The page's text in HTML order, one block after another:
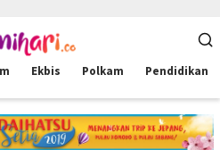
Ekbis Polkam Pendidikan